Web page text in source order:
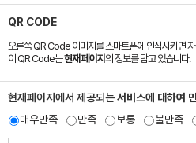
QR CODE
오른쪽 QR Code 이미지를 스마트폰에 인식시키면
이 QR Code는현재 페이지의 정보를 담고 있습니다.
현재페이지에서 제공되는서비스에 대하여
매우만족
만족 보통 불만족